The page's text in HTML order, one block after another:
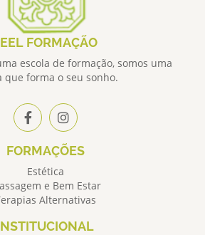
FORMAÇÃO
escola de formação, somos uma
que forma o seu sonho.
FORMAÇÕES
Estética
e Bem Estar
Alternativas